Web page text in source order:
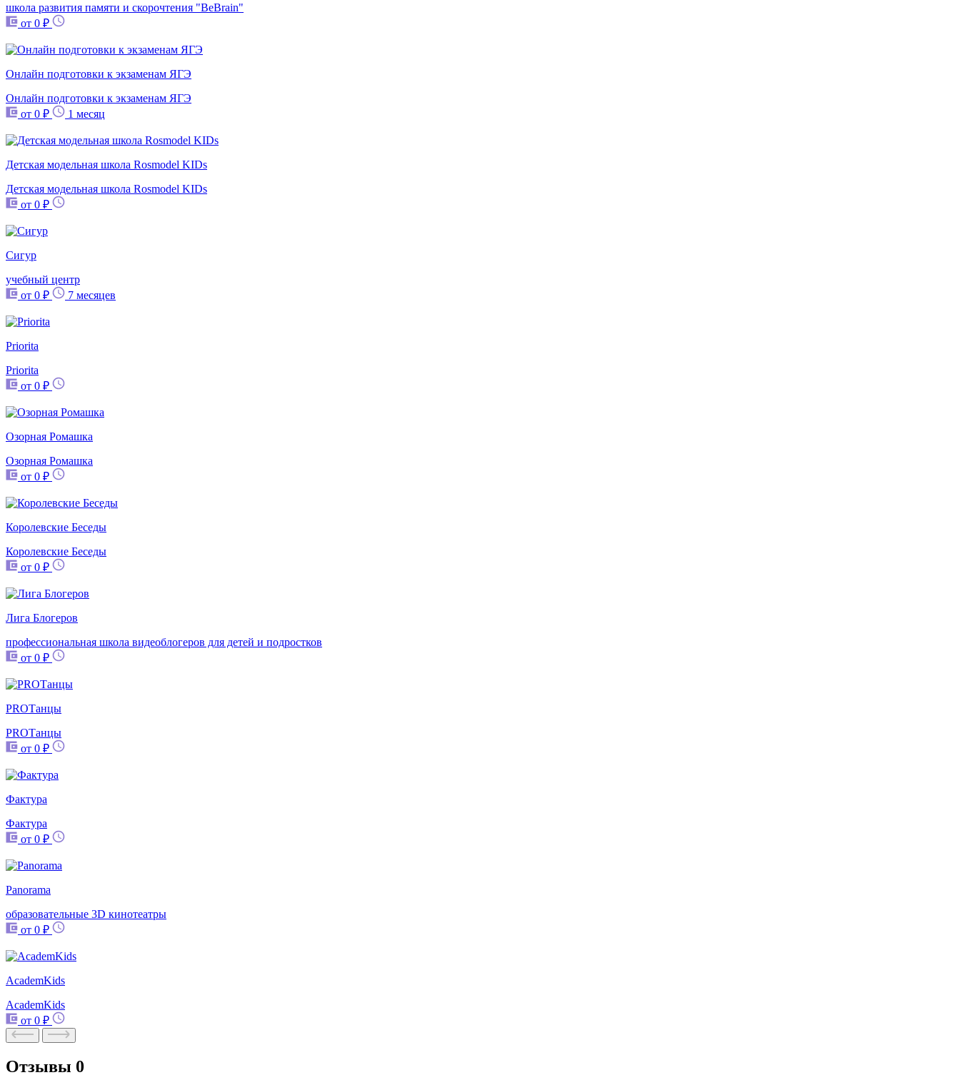
школа развития памяти и скорочтения "BeBrain"
от 0 ₽
Онлайн подготовки к экзаменам ЯГЭ
Онлайн подготовки к экзаменам ЯГЭ
от 0 ₽
1 месяц
Детская модельная школа Rosmodel KIDs
Детская модельная школа Rosmodel KIDs
от 0 ₽
Сигур
учебный центр
от 0 ₽
7 месяцев
Priorita
Priorita
от 0 ₽
Озорная Ромашка
Озорная Ромашка
от 0 ₽
Королевские Беседы
Королевские Беседы
от 0 ₽
Лига Блогеров
профессиональная школа видеоблогеров для детей и подростков
от 0 ₽
PROТанцы
PROТанцы
от 0 ₽
Фактура
Фактура
от 0 ₽
Panorama
образовательные 3D кинотеатры
от 0 ₽
AcademKids
AcademKids
от 0 ₽
Отзывы 0